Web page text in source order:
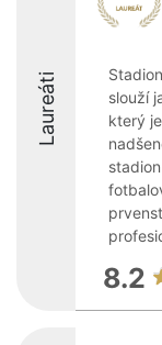
Laureáti
slouží
který
8.2